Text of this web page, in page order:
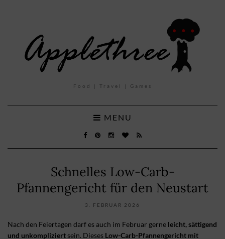
Food | Travel | Games
MENU
Schnelles Low-Carb-
Pfannengericht für den Neustart
3. FEBRUAR 2026
Nach den Feiertagen darf es auch im Februar gerne leicht, sättigend
und unkompliziert sein. Dieses Low-Carb-Pfannengericht mit